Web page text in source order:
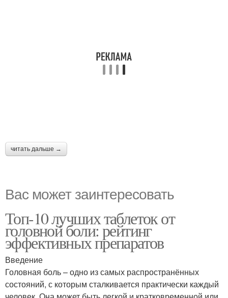
читать дальше →
Вас может заинтересовать
Топ-10 лучших таблеток от
головной боли: рейтинг
эффективных препаратов
Введение
Головная боль – одно из самых распространённых
состояний, с которым сталкивается практически каждый